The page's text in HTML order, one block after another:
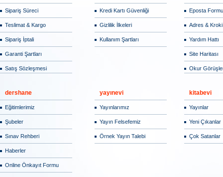
Sipariş Süreci Kredi Kartı Güvenliği Eposta Formu
Teslimat & Kargo Gizlilik İlkeleri Adres & Kroki
Sipariş İptali Kullanım Şartları Yardım Hattı
Garanti Şartları Site Haritası
Satış Sözleşmesi Okur
dershane yayınevi kitabevi
Eğitimlerimiz Yayınlarımız Yayınlar
Şubeler Yayın Felsefemiz Yeni Çıkanlar
Sınav Rehberi Örnek Yayın Talebi Çok Satanlar
Haberler
Online Önkayıt Formu